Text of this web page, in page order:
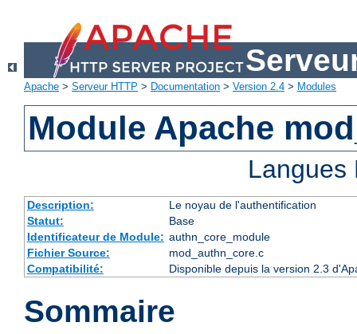
Apache > Serveur HTTP > Documentation > Version 2.4 > Modules
Module Apache
Description:
Le noyau de l'authentification
Statut:
Base
Identificateur de Module: authn_core_module
Fichier Source:
mod_authn_core.c
Compatibilité:
Disponible depuis la version 2.3
Sommaire